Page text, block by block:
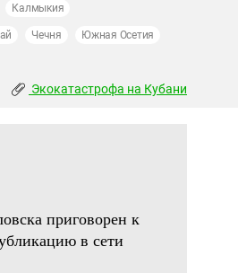
Калмыкия
Чечня Южная Осетия
Экокатастрофа на Кубани
приговорен к
в сети